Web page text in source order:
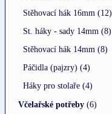
Stěhovací hák 16mm (12)
St. háky - sady 14mm (8)
Stěhovací hák 14mm (8)
Páčidla (pajzry) (4)
Háky pro stolaře (4)
Včelařské potřeby (6)